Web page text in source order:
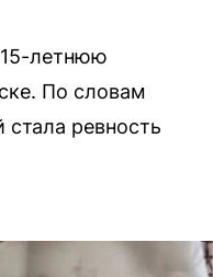
летнюю
По словам
ревность